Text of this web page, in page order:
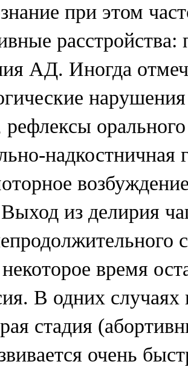
при этом
АД. Иногда
надкостничная
Выход из делирия
время
В одних
стадия
очень